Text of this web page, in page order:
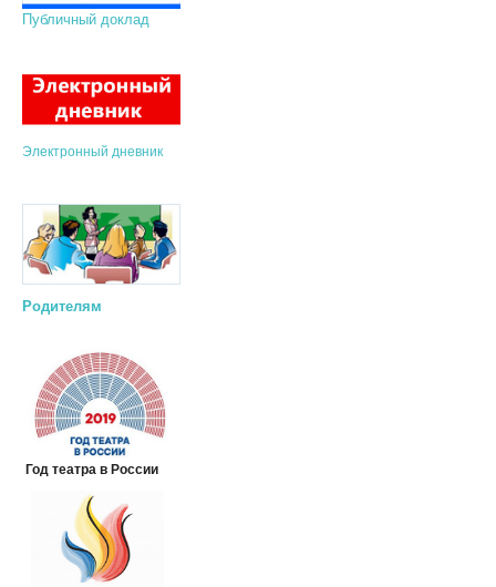
Публичный доклад
Электронный дневник
Родителям
Год театра в России